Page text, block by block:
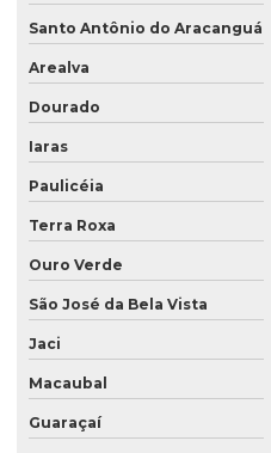
Santo Antônio do Aracanguá
Arealva
Dourado
Iaras
Paulicéia
Terra Roxa
Ouro Verde
São José da Bela Vista
Jaci
Macaubal
Guaraçaí